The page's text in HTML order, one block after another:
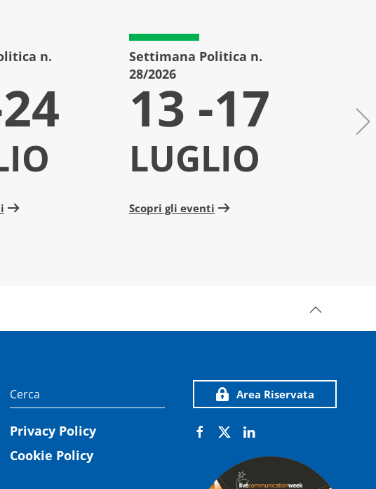
n.
Settimana Politica n.
28/2026
13 -17
LUGLIO
Scopri gli eventi
Privacy Policy
Cookie Policy
Area Riservata